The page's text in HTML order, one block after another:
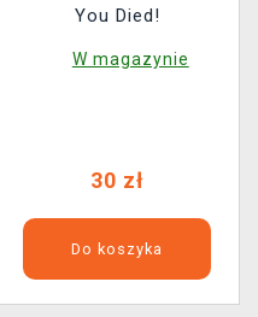
You Died!
W magazynie
30 zł
Do koszyka